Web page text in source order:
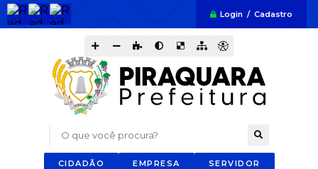
Login / Cadastro
O que você procura?
CIDADÃO EMPRESA SERVIDOR